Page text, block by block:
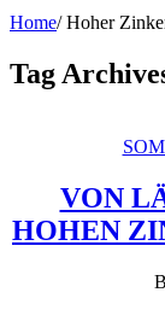
Home/ Hoher
Tag
VON
HOHEN